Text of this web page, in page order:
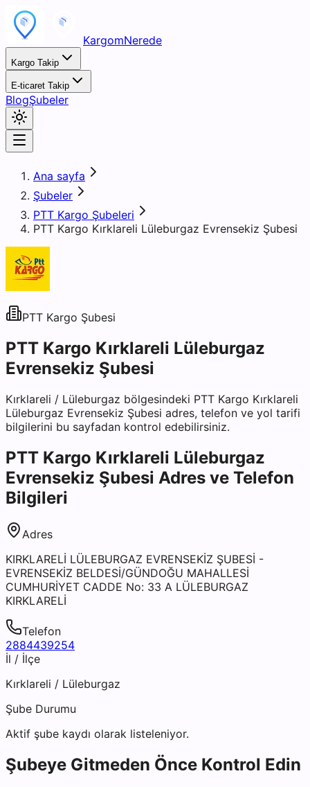
KargomNerede
Kargo Takip
E-ticaret Takip
BlogŞubeler
Ana sayfa
Şubeler
PTT Kargo Şubeleri
PTT Kargo Kırklareli Lüleburgaz Evrensekiz Şubesi
PTT Kargo Şubesi
PTT Kargo Kırklareli Lüleburgaz
Evrensekiz Şubesi
Kırklareli / Lüleburgaz bölgesindeki PTT Kargo Kırklareli
Lüleburgaz Evrensekiz Şubesi adres, telefon ve yol tarifi
bilgilerini bu sayfadan kontrol edebilirsiniz.
PTT Kargo Kırklareli Lüleburgaz
Evrensekiz Şubesi Adres ve Telefon
Bilgileri
Adres
KIRKLARELİ LÜLEBURGAZ EVRENSEKİZ ŞUBESİ -
EVRENSEKİZ BELDESİ/GÜNDOĞU MAHALLESİ
CUMHURİYET CADDE No: 33 A LÜLEBURGAZ
KIRKLARELİ
Telefon
2884439254
İl / İlçe
Kırklareli / Lüleburgaz
Şube Durumu
Aktif şube kaydı olarak listeleniyor.
Şubeye Gitmeden Önce Kontrol Edin